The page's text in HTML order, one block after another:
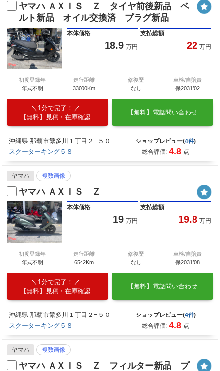
ヤマハ ＡＸＩＳ Ｚ タイヤ前後新品 ベ
ルト新品 オイル交換済 プラグ新品
本体価格
18.9 万円
支払総額
22 万円
初度登録年
年式不明
走行距離
33000Km
修復歴
なし
車検/自賠責
保2031/02
1分で完了！
【無料】見積・在庫確認
【無料】電話問い合わせ
沖縄県 那覇市繁多川１丁目２−５０
スクーターキング５８
ショップレビュー(4件)
総合評価: 4.8 点
ヤマハ 複数画像
ヤマハ ＡＸＩＳ Ｚ
本体価格
19 万円
支払総額
19.8 万円
初度登録年
年式不明
走行距離
6542Km
修復歴
なし
車検/自賠責
保2031/08
1分で完了！
【無料】見積・在庫確認
【無料】電話問い合わせ
沖縄県 那覇市繁多川１丁目２−５０
スクーターキング５８
ショップレビュー(4件)
総合評価: 4.8 点
ヤマハ 複数画像
ヤマハ ＡＸＩＳ Ｚ フィルター新品 プ